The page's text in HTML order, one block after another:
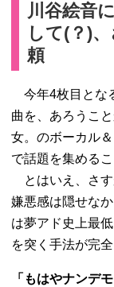
川谷絵音
して(？)
頼
今年4枚目とな
曲を、あろうこ
女。のボーカル
で話題を集める
とはいえ、さす
嫌悪感は隠せな
は夢アド史上最
を突く手法が完
「もはやナンデ